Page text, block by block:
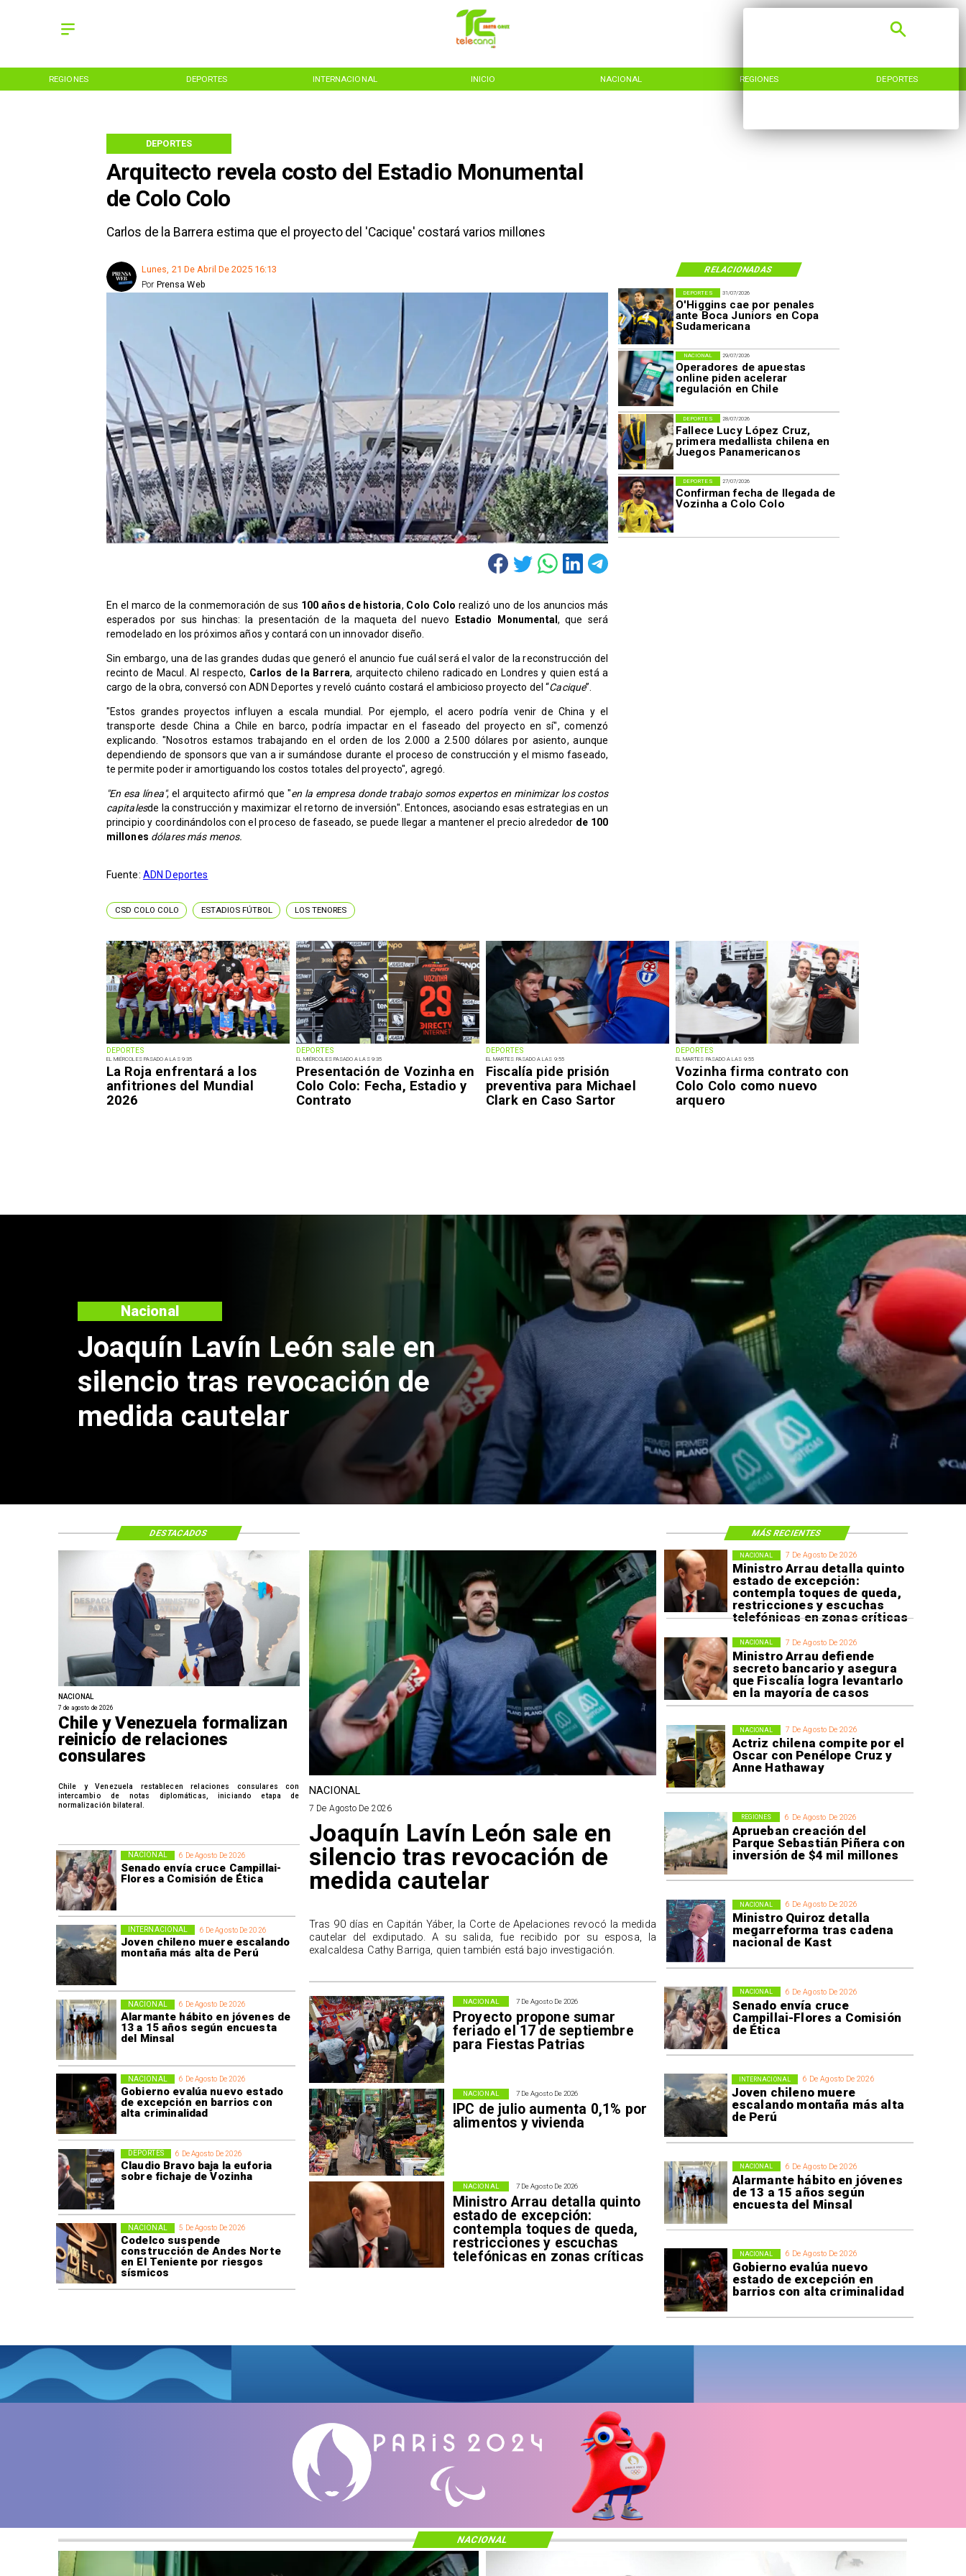
REGIONES DEPORTES INTERNACIONAL INICIO NACIONAL REGIONES DEPORTES
Arquitecto revela costo del Estadio Monumental
de Colo Colo
Carlos de la Barrera estima que el proyecto del 'Cacique' costará varios millones
DEPORTES
RELACIONADAS
Lunes, 21 De Abril De 2025 16:13
Prensa Web
Por
DEPORTES
EL MIÉRCOLES PASADO A LAS 9:35
La Roja enfrentará a los
anfitriones del Mundial
2026
DEPORTES
EL MIÉRCOLES PASADO A LAS 9:35
Presentación de Vozinha en
Colo Colo: Fecha, Estadio y
Contrato
DEPORTES
EL MARTES PASADO A LAS 9:55
Fiscalía pide prisión
preventiva para Michael
Clark en Caso Sartor
DEPORTES
EL MARTES PASADO A LAS 9:55
Vozinha firma contrato con
Colo Colo como nuevo
arquero
31/07/2026
O'Higgins cae por penales
ante Boca Juniors en Copa
Sudamericana
DEPORTES
29/07/2026
Operadores de apuestas
online piden acelerar
regulación en Chile
NACIONAL
28/07/2026
Fallece Lucy López Cruz,
primera medallista chilena en
Juegos Panamericanos
DEPORTES
27/07/2026
Confirman fecha de llegada de
Vozinha a Colo Colo
DEPORTES
En el marco de la conmemoración de sus 100 años de historia, Colo Colo realizó uno de los anuncios más
esperados por sus hinchas: la presentación de la maqueta del nuevo
Estadio Monumental , que será
remodelado en los próximos años y contará con un innovador diseño.
Sin embargo, una de las grandes dudas que generó el anuncio fue cuál será el valor de la reconstrucción del
recinto de Macul. Al respecto, Carlos de la Barrera, arquitecto chileno radicado en Londres y quien está a
cargo de la obra, conversó con ADN Deportes y reveló cuánto costará el ambicioso proyecto del “Cacique”.
"Estos grandes proyectos influyen a escala mundial. Por ejemplo, el acero podría venir de China y el
transporte desde China a Chile en barco, podría impactar en el faseado del proyecto en sí", comenzó
explicando. "Nosotros estamos trabajando en el orden de los 2.000 a 2.500 dólares por asiento, aunque
dependiendo de sponsors que van a ir sumándose durante el proceso de construcción y el mismo faseado,
te permite poder ir amortiguando los costos totales del proyecto", agregó.
"En esa línea", el arquitecto afirmó que "en la empresa donde trabajo somos expertos en minimizar los costos
capitalesde la construcción y maximizar el retorno de inversión". Entonces, asociando esas estrategias en un
principio y coordinándolos con el proceso de faseado, se puede llegar a mantener el precio alrededor de 100
millones dólares más menos.
Fuente: ADN Deportes
CSD COLO COLO ESTADIOS FÚTBOL LOS TENORES
Chile y Venezuela formalizan
reinicio de relaciones
consulares
Nacional
7 De Agosto De 2026
Ministro Arrau detalla quinto
estado de excepción:
contempla toques de queda,
restricciones y escuchas
telefónicas en zonas críticas
NACIONAL
7 De Agosto De 2026
Ministro Arrau defiende
secreto bancario y asegura
que Fiscalía logra levantarlo
en la mayoría de casos
NACIONAL
7 De Agosto De 2026
Actriz chilena compite por el
Oscar con Penélope Cruz y
Anne Hathaway
NACIONAL
6 De Agosto De 2026
Aprueban creación del
Parque Sebastián Piñera con
inversión de $4 mil millones
REGIONES
6 De Agosto De 2026
Ministro Quiroz detalla
megarreforma tras cadena
nacional de Kast
NACIONAL
6 De Agosto De 2026
Senado envía cruce
Campillai-Flores a Comisión
de Ética
NACIONAL
6 De Agosto De 2026
Joven chileno muere
escalando montaña más alta
de Perú
INTERNACIONAL
6 De Agosto De 2026
Alarmante hábito en jóvenes
de 13 a 15 años según
encuesta del Minsal
NACIONAL
6 De Agosto De 2026
Gobierno evalúa nuevo
estado de excepción en
barrios con alta criminalidad
NACIONAL
6 De Agosto De 2026
Senado envía cruce Campillai-
Flores a Comisión de Ética
NACIONAL
6 De Agosto De 2026
Joven chileno muere escalando
montaña más alta de Perú
INTERNACIONAL
6 De Agosto De 2026
Alarmante hábito en jóvenes de
13 a 15 años según encuesta
del Minsal
NACIONAL
6 De Agosto De 2026
Gobierno evalúa nuevo estado
de excepción en barrios con
alta criminalidad
NACIONAL
6 De Agosto De 2026
Claudio Bravo baja la euforia
sobre fichaje de Vozinha
DEPORTES
5 De Agosto De 2026
Codelco suspende
construcción de Andes Norte
en El Teniente por riesgos
sísmicos
NACIONAL
7 De Agosto De 2026
Proyecto propone sumar
feriado el 17 de septiembre
para Fiestas Patrias
NACIONAL
7 De Agosto De 2026
IPC de julio aumenta 0,1% por
alimentos y vivienda
NACIONAL
7 De Agosto De 2026
Ministro Arrau detalla quinto
estado de excepción:
contempla toques de queda,
restricciones y escuchas
telefónicas en zonas críticas
NACIONAL
NACIONAL
7 de agosto de 2026
Chile y Venezuela formalizan
reinicio de relaciones
consulares
Chile y Venezuela restablecen relaciones consulares con
intercambio de notas diplomáticas, iniciando etapa de
normalización bilateral.
NACIONAL
7 De Agosto De 2026
Joaquín Lavín León sale en
silencio tras revocación de
medida cautelar
Tras 90 días en Capitán Yáber, la Corte de Apelaciones revocó la medida
cautelar del exdiputado. A su salida, fue recibido por su esposa, la
exalcaldesa Cathy Barriga, quien también está bajo investigación.
DESTACADOS MÁS RECIENTES
NACIONAL